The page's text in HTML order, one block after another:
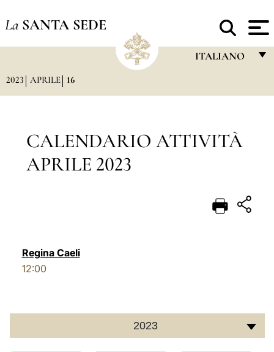
La SANTA SEDE
ITALIANO
DEUTSCH
2023 APRILE 16
CALENDARIO ATTIVITÀ
APRILE 2023
Regina Caeli
12:00
2023